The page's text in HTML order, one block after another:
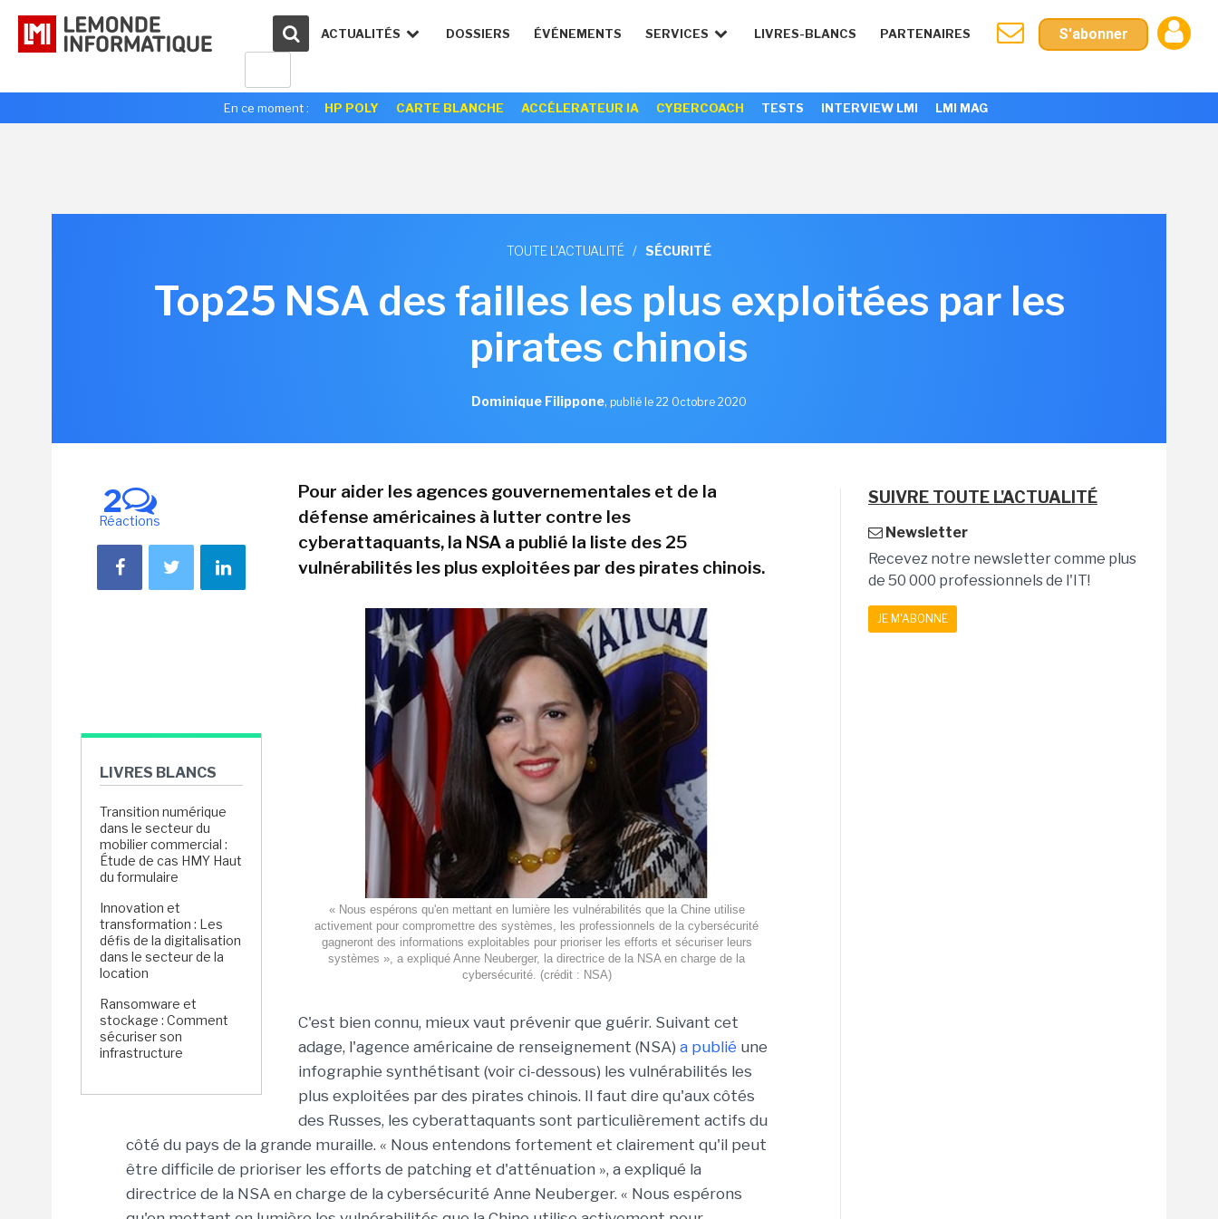
ACTUALITÉS DOSSIERS ÉVÉNEMENTS SERVICES LIVRES-BLANCS PARTENAIRES S'abonner
En ce moment : HP POLY CARTE BLANCHE ACCÉLERATEUR IA CYBERCOACH TESTS INTERVIEW LMI LMI MAG
TOUTE L'ACTUALITÉ / SÉCURITÉ
Top25 NSA des failles les plus exploitées par les
pirates chinois
Dominique Filippone, publié le 22 Octobre 2020
2
Réactions
LIVRES BLANCS
Transition numérique
dans le secteur du
mobilier commercial :
Étude de cas HMY Haut
du formulaire
Innovation et
transformation : Les
défis de la digitalisation
dans le secteur de la
location
Ransomware et
stockage : Comment
sécuriser son
infrastructure
Pour aider les agences gouvernementales et de la
défense américaines à lutter contre les
cyberattaquants, la NSA a publié la liste des 25
vulnérabilités les plus exploitées par des pirates chinois.
« Nous espérons qu'en mettant en lumière les vulnérabilités que la Chine utilise
activement pour compromettre des systèmes, les professionnels de la cybersécurité
gagneront des informations exploitables pour prioriser les efforts et sécuriser leurs
systèmes », a expliqué Anne Neuberger, la directrice de la NSA en charge de la
cybersécurité. (crédit : NSA)
C'est bien connu, mieux vaut prévenir que guérir. Suivant cet
adage, l'agence américaine de renseignement (NSA) a publié une
infographie synthétisant (voir ci-dessous) les vulnérabilités les
plus exploitées par des pirates chinois. Il faut dire qu'aux côtés
des Russes, les cyberattaquants sont particulièrement actifs du
côté du pays de la grande muraille. « Nous entendons fortement et clairement qu'il peut
être difficile de prioriser les efforts de patching et d'atténuation », a expliqué la
directrice de la NSA en charge de la cybersécurité Anne Neuberger. « Nous espérons
SUIVRE TOUTE L'ACTUALITÉ
Newsletter
Recevez notre newsletter comme plus
de 50 000 professionnels de l'IT!
JE M'ABONNE